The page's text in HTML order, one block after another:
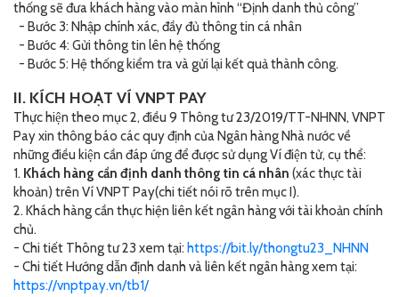
thống sẽ đưa khách hàng vào màn hình “Định danh thủ công”
- Bước 3: Nhập chính xác, đầy đủ thông tin cá nhân
- Bước 4: Gửi thông tin lên hệ thống
- Bước 5: Hệ thống kiểm tra và gửi lại kết quả thành công.
II. KÍCH HOẠT VÍ VNPT PAY
Thực hiện theo mục 2, điều 9 Thông tư 23/2019/TT-NHNN, VNPT
Pay xin thông báo các quy định của Ngân hàng Nhà nước về
những điều kiện cần đáp ứng để được sử dụng Ví điện tử, cụ thể:
1. Khách hàng cần định danh thông tin cá nhân (xác thực tài
khoản) trên Ví VNPT Pay(chi tiết nói rõ trên mục I).
2. Khách hàng cần thực hiện liên kết ngân hàng với tài khoản chính
chủ.
- Chi tiết Thông tư 23 xem tại: https://bit.ly/thongtu23_NHNN
- Chi tiết Hướng dẫn định danh và liên kết ngân hàng xem tại:
https://vnptpay.vn/tb1/